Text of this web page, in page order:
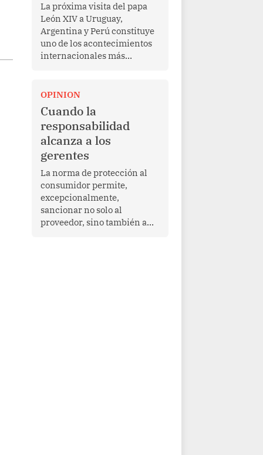
La próxima visita del papa
León XIV a Uruguay,
Argentina y Perú constituye
uno de los acontecimientos
internacionales más
Más allá de su dimensión
religiosa, esta gira
representa una oportunidad
para reafirmar el valor del
diálogo, fortalecer los
vínculos entre los pueblos y
proyectar una imagen de
cooperación en una región
que enfrenta desafíos en
materia de desarrollo,
cohesión social y
gobernabilidad.
OPINION
Cuando la
responsabilidad
alcanza a los
gerentes
La norma de protección al
consumidor permite,
excepcionalmente,
sancionar no solo al
proveedor, sino también a